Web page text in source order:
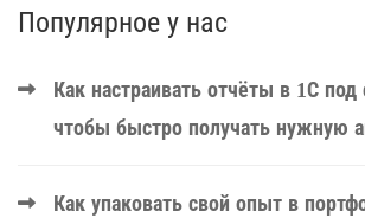
Популярное у нас
Как настраивать отчёты в 1С под
чтобы быстро получать нужную
Как упаковать свой опыт в